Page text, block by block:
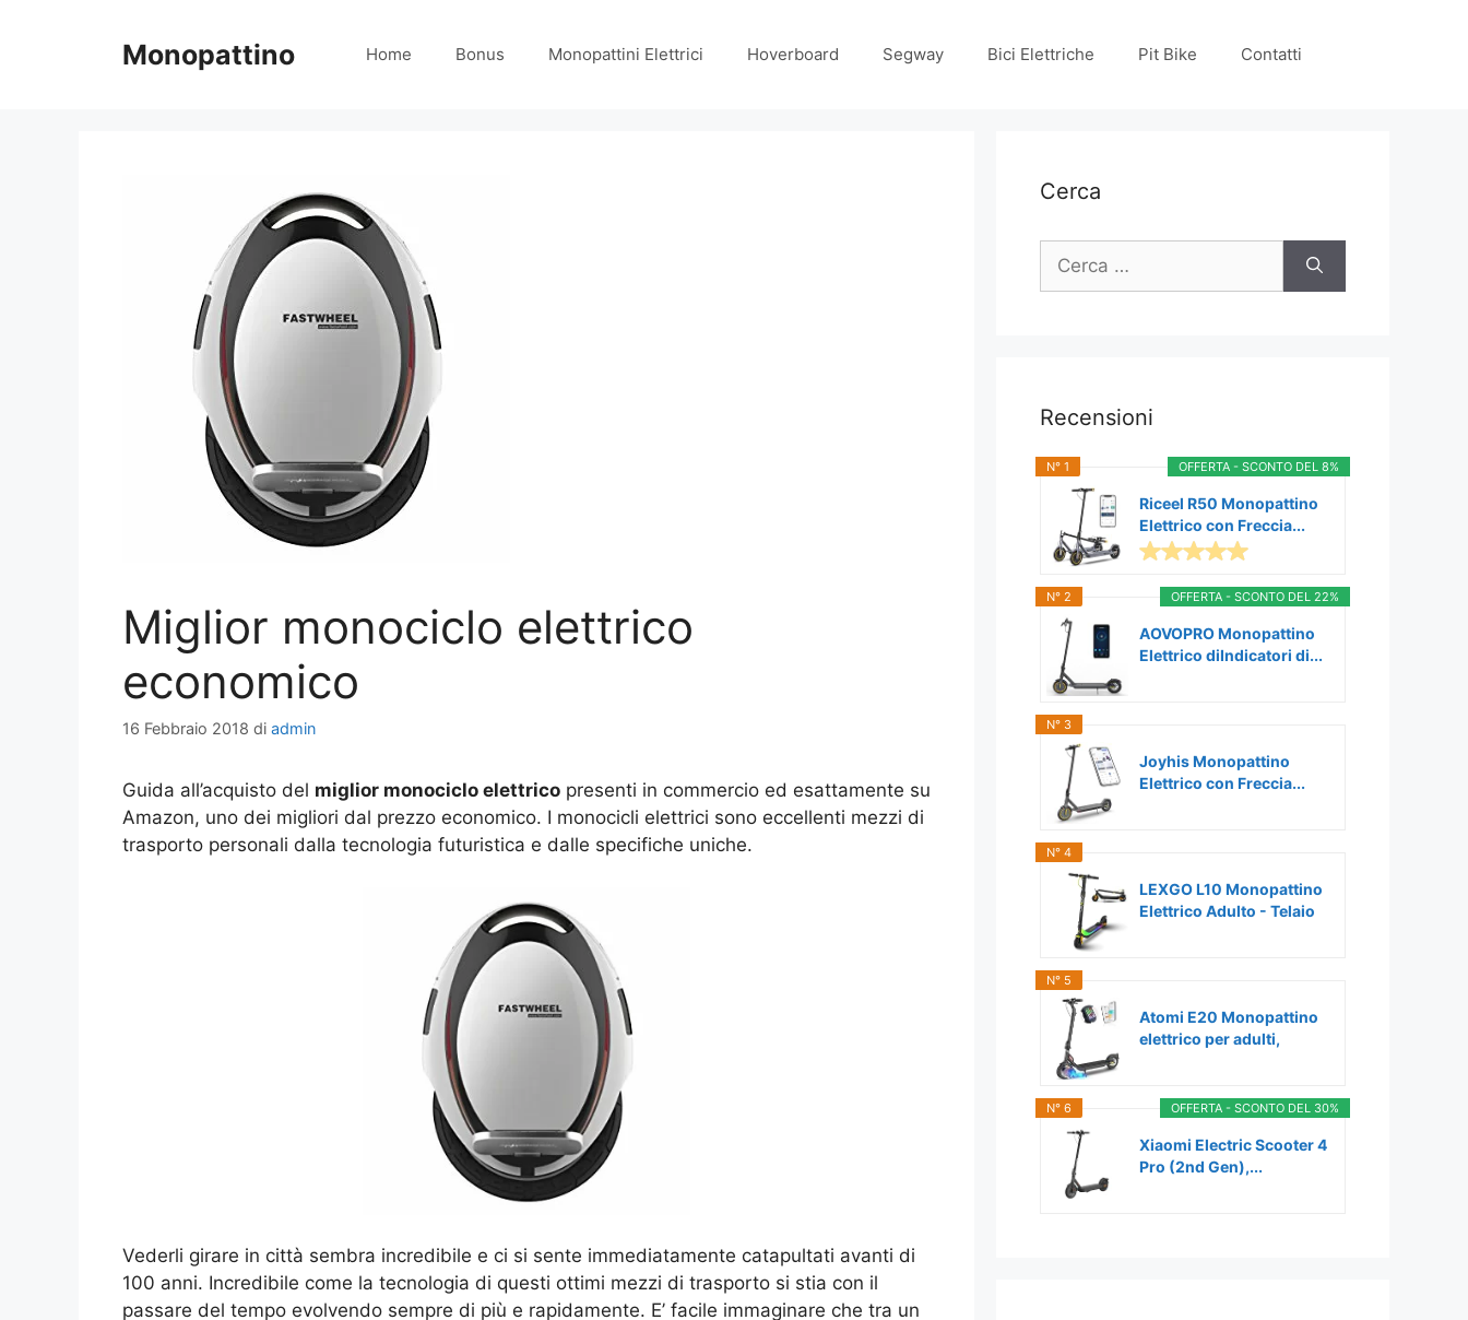
Monopattino Home Bonus Monopattini Elettrici Hoverboard Segway Bici Elettriche Pit Bike Contatti
Miglior monociclo elettrico
economico
16 Febbraio 2018 di admin
Guida all’acquisto del miglior monociclo elettrico presenti in commercio ed esattamente su
Amazon, uno dei migliori dal prezzo economico. I monocicli elettrici sono eccellenti mezzi di
trasporto personali dalla tecnologia futuristica e dalle specifiche uniche.
Vederli girare in città sembra incredibile e ci si sente immediatamente catapultati avanti di
100 anni. Incredibile come la tecnologia di questi ottimi mezzi di trasporto si stia con il
passare del tempo evolvendo sempre di più e rapidamente. E’ facile immaginare che tra un
Cerca
Ricerca
Recensioni
OFFERTA - SCONTO DEL 8%
N° 1
Riceel R50 Monopattino
Elettrico con Freccia...
OFFERTA - SCONTO DEL 22%
N° 2
AOVOPRO Monopattino
Elettrico diIndicatori di...
N° 3
Joyhis Monopattino
Elettrico con Freccia...
N° 4
LEXGO L10 Monopattino
Elettrico Adulto - Telaio
N° 5
Atomi E20 Monopattino
elettrico per adulti,
OFFERTA - SCONTO DEL 30%
N° 6
Xiaomi Electric Scooter 4
Pro (2nd Gen),...